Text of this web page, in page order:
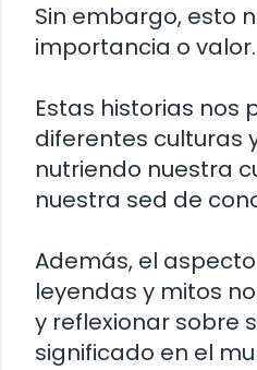
Sin embargo, esto
importancia o valor.
Estas historias nos
diferentes culturas
nutriendo nuestra
nuestra sed de
Además, el
leyendas y mitos
y reflexionar sobre
significado en el